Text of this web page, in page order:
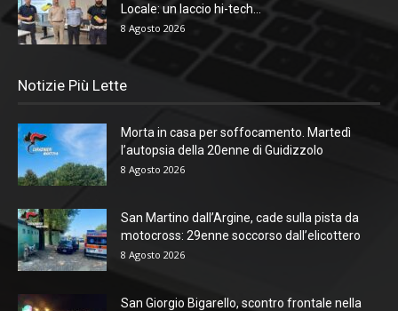
Locale: un laccio hi-tech...
8 Agosto 2026
Notizie Più Lette
Morta in casa per soffocamento. Martedì
l’autopsia della 20enne di Guidizzolo
8 Agosto 2026
San Martino dall’Argine, cade sulla pista da
motocross: 29enne soccorso dall’elicottero
8 Agosto 2026
San Giorgio Bigarello, scontro frontale nella